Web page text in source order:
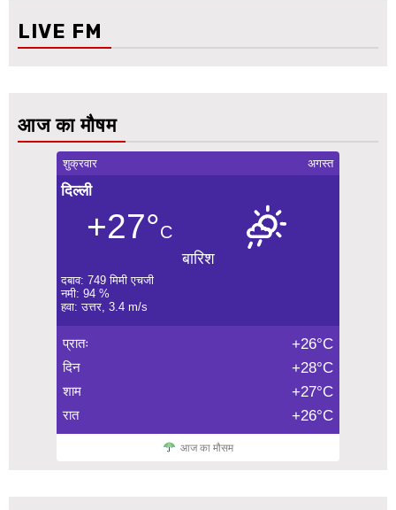
LIVE FM
आज का मौषम
शुक्रवार अगस्त
दिल्ली
+27°C
बारिश
दबाव: 749 मिमी एचजी
नमी: 94 %
हवा: उत्तर, 3.4 m/s
प्रातः +26°C
दिन +28°C
शाम +27°C
रात +26°C
आज का मौसम